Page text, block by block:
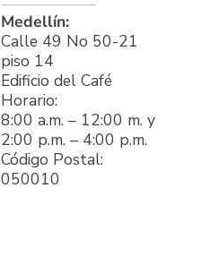
Medellín:
Calle 49 No 50-21
piso 14
Edificio del Café
Horario:
8:00 a.m. – 12:00 m. y
2:00 p.m. – 4:00 p.m.
Código Postal:
050010